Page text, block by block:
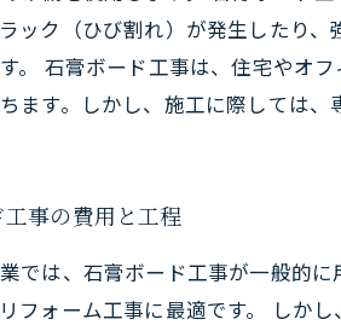
ック（ひび割れ）が発生したり
。 石膏ボード工事は、住宅やオ
ます。しかし、施工に際しては
事の費用と工程
では、石膏ボード工事が一般的
フォーム工事に最適です。 しか